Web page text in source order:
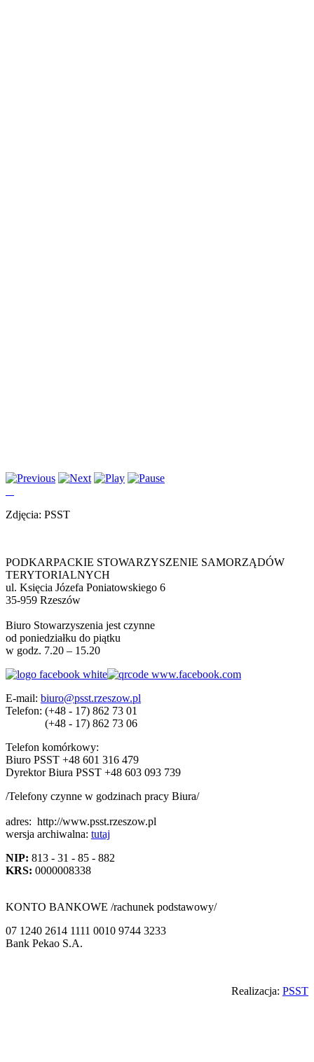
Zdjęcia: PSST
PODKARPACKIE STOWARZYSZENIE SAMORZĄDÓW
TERYTORIALNYCH
ul. Księcia Józefa Poniatowskiego 6
35-959 Rzeszów
Biuro Stowarzyszenia jest czynne
od poniedziałku do piątku
w godz. 7.20 – 15.20
E-mail: biuro@psst.rzeszow.pl
Telefon: (+48 - 17) 862 73 01
(+48 - 17) 862 73 06
Telefon komórkowy:
Biuro PSST +48 601 316 479
Dyrektor Biura PSST +48 603 093 739
/Telefony czynne w godzinach pracy Biura/
adres: http://www.psst.rzeszow.pl
wersja archiwalna: tutaj
NIP: 813 - 31 - 85 - 882
KRS: 0000008338
KONTO BANKOWE /rachunek podstawowy/
07 1240 2614 1111 0010 9744 3233
Bank Pekao S.A.
Realizacja: PSST